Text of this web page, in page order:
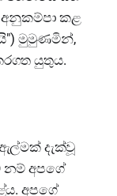
අනුකම්පා කළ
මුමුණමින්,
යුතුය.
දැක්වූ
නම් අපගේ
අපගේ